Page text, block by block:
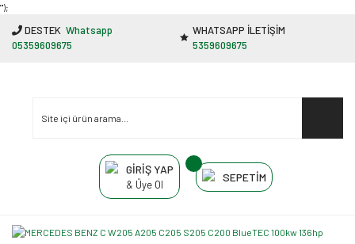
"');
DESTEK Whatsapp
05359609675
WHATSAPP İLETİŞİM
5359609675
GİRİŞ YAP
& Üye Ol
SEPETİM